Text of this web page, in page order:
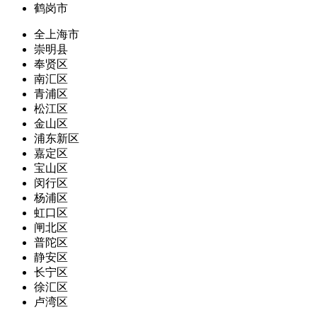
鹤岗市
全上海市
崇明县
奉贤区
南汇区
青浦区
松江区
金山区
浦东新区
嘉定区
宝山区
闵行区
杨浦区
虹口区
闸北区
普陀区
静安区
长宁区
徐汇区
卢湾区